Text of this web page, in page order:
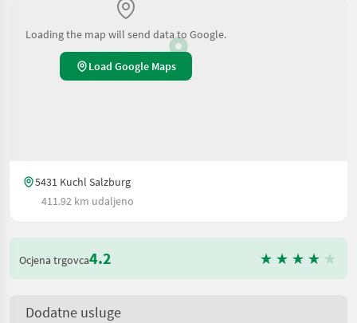
Loading the map will send data to Google.
Load Google Maps
5431 Kuchl Salzburg
411.92 km udaljeno
Ocjena trgovca4.2
Dodatne usluge